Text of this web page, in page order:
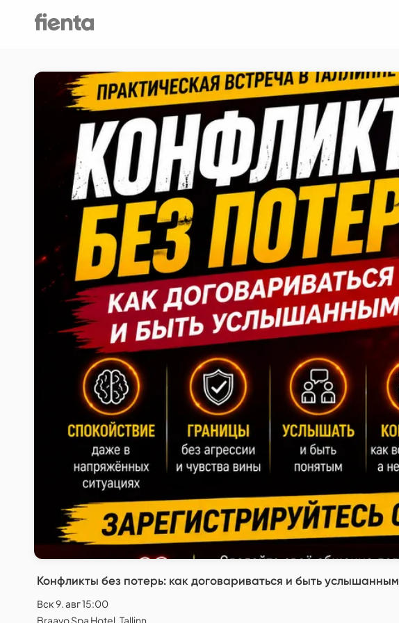
Конфликты без потерь: как договариваться и быть услышанным
Вск 9. авг 15:00
Braavo Spa Hotel, Tallinn